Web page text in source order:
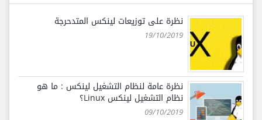
نظرة على توزيعات لينكس المتدحرجة
19/10/2019
نظرة عامة لنظام التشغيل لينكس : ما هو
نظام التشغيل لينكس Linux؟
09/10/2019